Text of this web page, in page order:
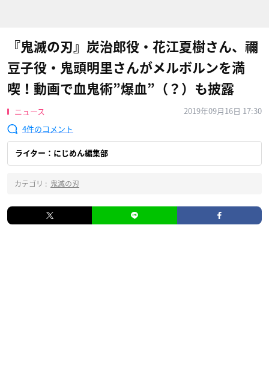
『鬼滅の刃』炭治郎役・花江夏樹さん、禰
豆子役・鬼頭明里さんがメルボルンを満
喫！動画で血鬼術”爆血”（？）も披露
ニュース
2019年09月16日 17:30
4
ライター：にじめん編集部
カテゴリ : 鬼滅の刃